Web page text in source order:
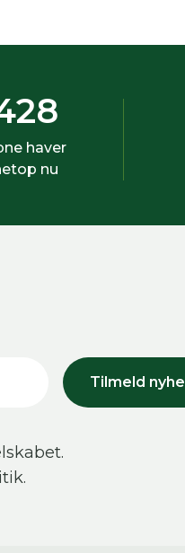
haver
nu
Tilmeld